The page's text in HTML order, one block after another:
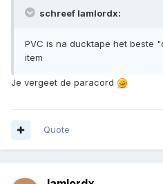
schreef Iamlordx:
PVC is na ducktape het beste
item
Je vergeet de paracord
Quote